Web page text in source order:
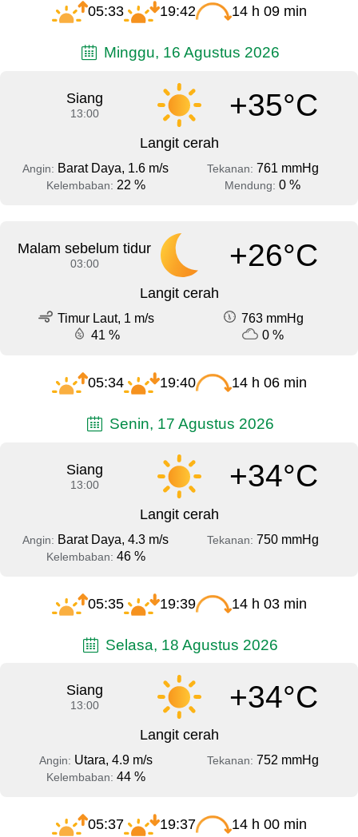
05:33 19:42 14 h 09 min
Minggu, 16 Agustus 2026
Siang
13:00 +35°C
Langit cerah
Angin: Barat Daya, 1.6 m/s Tekanan: 761 mmHg
Kelembaban: 22 % Mendung: 0 %
Malam sebelum tidur
03:00 +26°C
Langit cerah
Timur Laut, 1 m/s
763 mmHg
41 %
0 %
05:34 19:40 14 h 06 min
Senin, 17 Agustus 2026
Siang
13:00 +34°C
Langit cerah
Angin: Barat Daya, 4.3 m/s Tekanan: 750 mmHg
Kelembaban: 46 %
05:35 19:39 14 h 03 min
Selasa, 18 Agustus 2026
Siang
13:00 +34°C
Langit cerah
Angin: Utara, 4.9 m/s Tekanan: 752 mmHg
Kelembaban: 44 %
05:37 19:37 14 h 00 min